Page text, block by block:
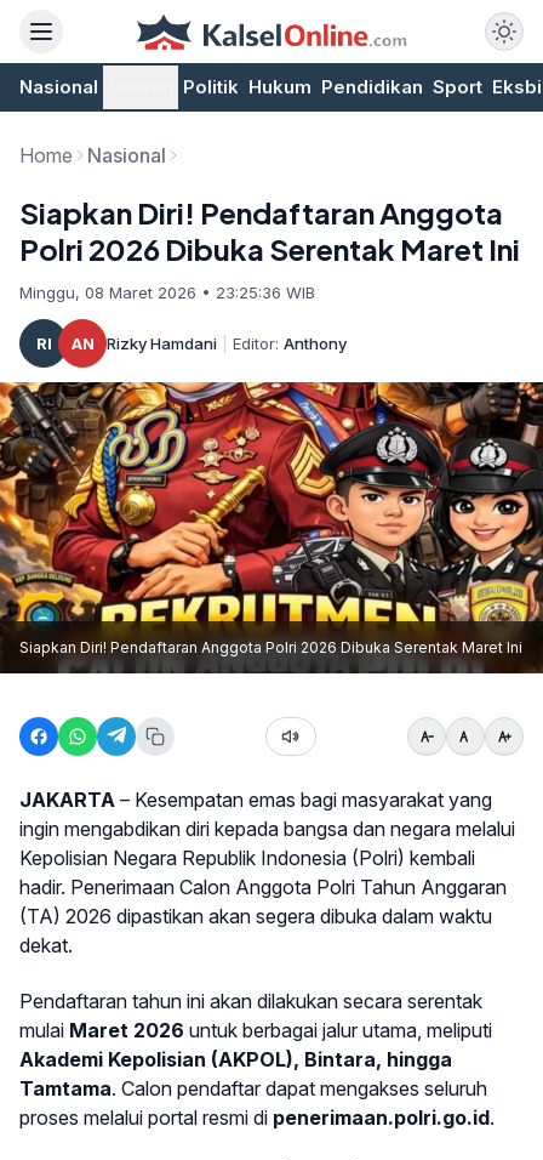
Nasional Politik Hukum Pendidikan Sport
Home Nasional
Siapkan Diri! Pendaftaran Anggota
Polri 2026 Dibuka Serentak Maret Ini
Minggu, 08 Maret 2026 • 23:25:36 WIB
RI AN Rizky Hamdani Editor: Anthony
Siapkan Diri! Pendaftaran Anggota Polri 2026 Dibuka Serentak Maret Ini
JAKARTA – Kesempatan emas bagi masyarakat yang
ingin mengabdikan diri kepada bangsa dan negara melalui
Kepolisian Negara Republik Indonesia (Polri) kembali
hadir. Penerimaan Calon Anggota Polri Tahun Anggaran
(TA) 2026 dipastikan akan segera dibuka dalam waktu
dekat.
Pendaftaran tahun ini akan dilakukan secara serentak
mulai Maret 2026 untuk berbagai jalur utama, meliputi
Akademi Kepolisian (AKPOL), Bintara, hingga
Tamtama. Calon pendaftar dapat mengakses seluruh
proses melalui portal resmi di penerimaan.polri.go.id.